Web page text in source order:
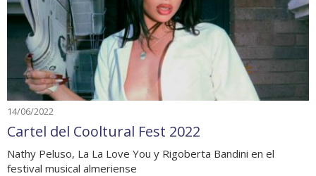
14/06/2022
Cartel del Cooltural Fest 2022
Nathy Peluso, La La Love You y Rigoberta Bandini en el
festival musical almeriense